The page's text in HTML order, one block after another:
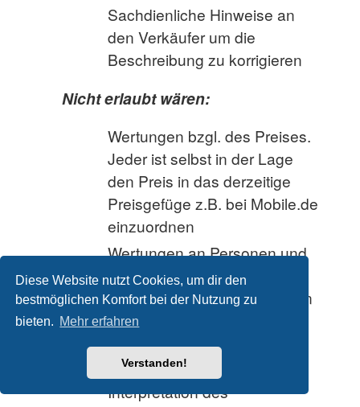
Diese Website nutzt Cookies, um dir den
bestmöglichen Komfort bei der Nutzung zu
bieten. Mehr erfahren
Verstanden!
Sachdienliche Hinweise an
den Verkäufer um die
Beschreibung zu korrigieren
Nicht erlaubt wären:
Wertungen bzgl. des Preises.
Jeder ist selbst in der Lage
den Preis in das derzeitige
Preisgefüge z.B. bei Mobile.de
einzuordnen
Wertungen an Personen und
Firmen (z.B. schlechte
Werkstatt, zu teuer, die haben
keine Ahnung , etc ….)
Aussagen, welche auf Grund
von Mutmaßung und
Interpretation des